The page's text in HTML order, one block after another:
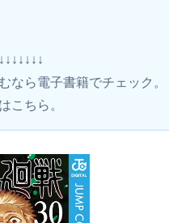
なら電子書籍でチェック。
こちら。